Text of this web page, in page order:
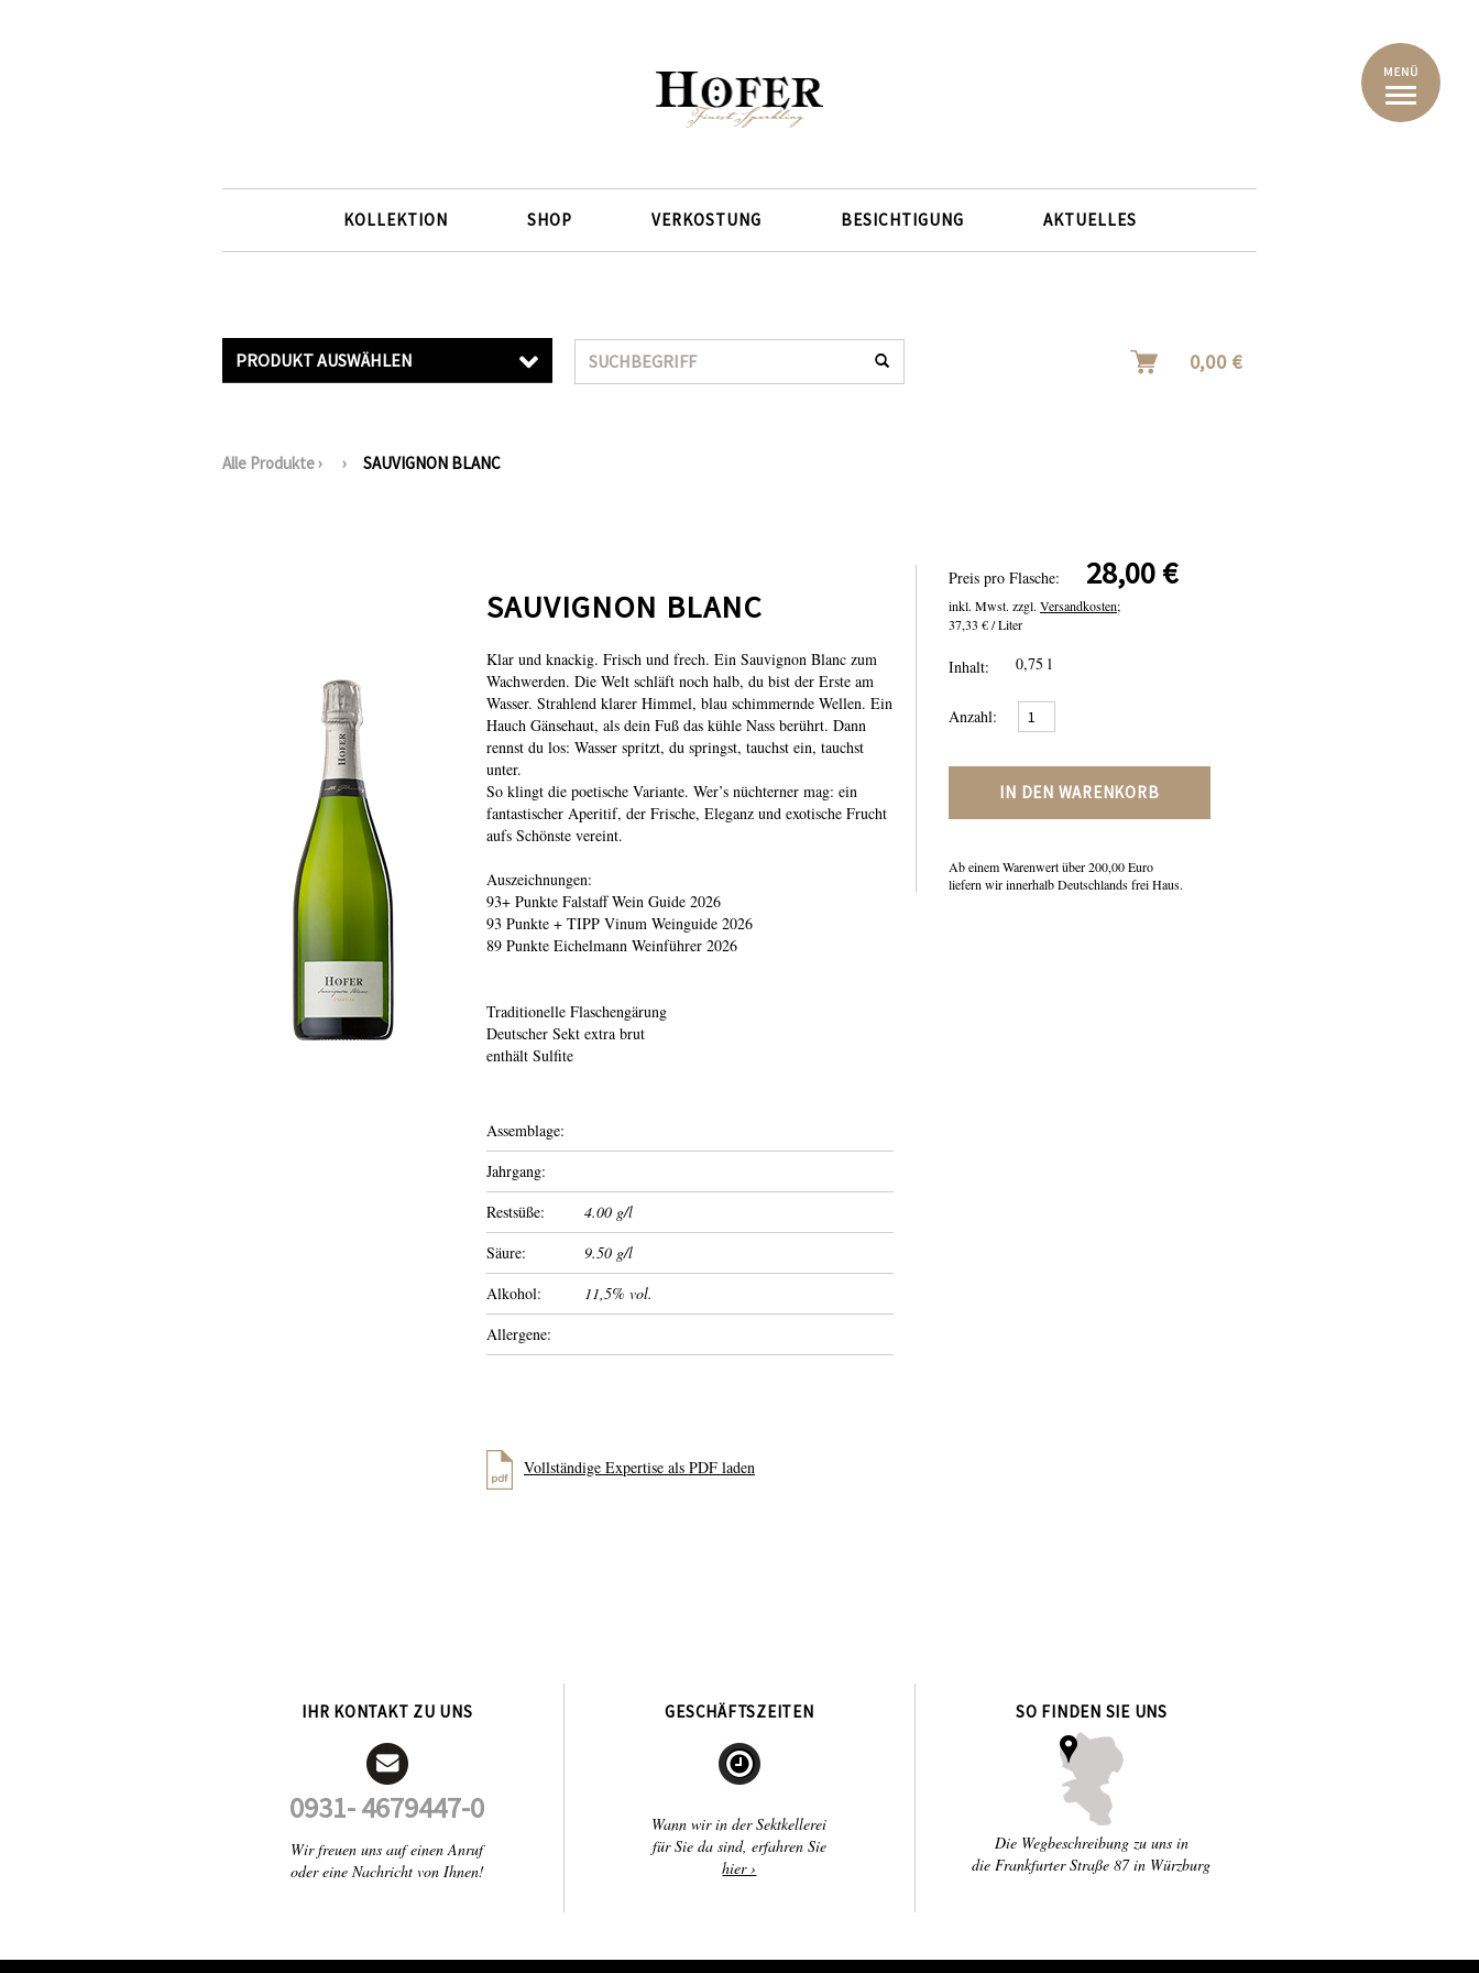
KOLLEKTION SHOP VERKOSTUNG BESICHTIGUNG AKTUELLES
PRODUKT AUSWÄHLEN 0,00 €
Alle Produkte› › SAUVIGNON BLANC
SAUVIGNON BLANC
Klar und knackig. Frisch und frech. Ein Sauvignon Blanc zum
Wachwerden. Die Welt schläft noch halb, du bist der Erste am
Wasser. Strahlend klarer Himmel, blau schimmernde Wellen. Ein
Hauch Gänsehaut, als dein Fuß das kühle Nass berührt. Dann
rennst du los: Wasser spritzt, du springst, tauchst ein, tauchst
unter.
So klingt die poetische Variante. Wer’s nüchterner mag: ein
fantastischer Aperitif, der Frische, Eleganz und exotische Frucht
aufs Schönste vereint.
Auszeichnungen:
93+ Punkte Falstaff Wein Guide 2026
93 Punkte + TIPP Vinum Weinguide 2026
89 Punkte Eichelmann Weinführer 2026
Traditionelle Flaschengärung
Deutscher Sekt extra brut
enthält Sulfite
Assemblage:
Jahrgang:
Restsüße:
4.00 g/l
Säure:
9.50 g/l
Alkohol:
11,5% vol.
Allergene:
Vollständige Expertise als PDF laden
Preis pro Flasche: 28,00 €
inkl. Mwst. zzgl. Versandkosten;
37,33 € / Liter
Inhalt: 0,75 l
Anzahl:
IN DEN WARENKORB
Ab einem Warenwert über 200,00 Euro
liefern wir innerhalb Deutschlands frei Haus.
IHR KONTAKT ZU UNS
0931- 4679447-0
Wir freuen uns auf einen Anruf
oder eine Nachricht von Ihnen!
GESCHÄFTSZEITEN
Wann wir in der Sektkellerei
für Sie da sind, erfahren Sie
hier ›
SO FINDEN SIE UNS
Die Wegbeschreibung zu uns in
die Frankfurter Straße 87 in Würzburg